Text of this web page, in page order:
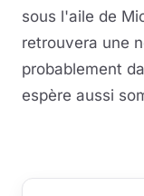
sous l'aile de
retrouvera une
probablement
espère aussi